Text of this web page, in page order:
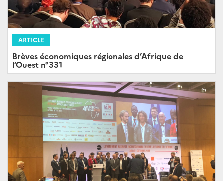
ARTICLE
Brèves économiques régionales d’Afrique de
l’Ouest n°331